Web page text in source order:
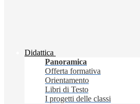
Didattica
Panoramica
Offerta formativa
Orientamento
Libri di Testo
I progetti delle classi